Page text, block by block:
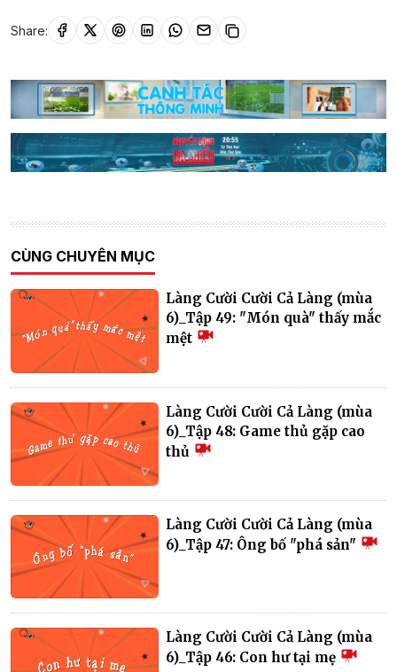
Share:
CÙNG CHUYÊN MỤC
Làng Cười Cười Cả Làng (mùa
6)_Tập 49: "Món quà" thấy mắc
mệt
Làng Cười Cười Cả Làng (mùa
6)_Tập 48: Game thủ gặp cao
thủ
Làng Cười Cười Cả Làng (mùa
6)_Tập 47: Ông bố "phá sản"
Làng Cười Cười Cả Làng (mùa
6)_Tập 46: Con hư tại mẹ